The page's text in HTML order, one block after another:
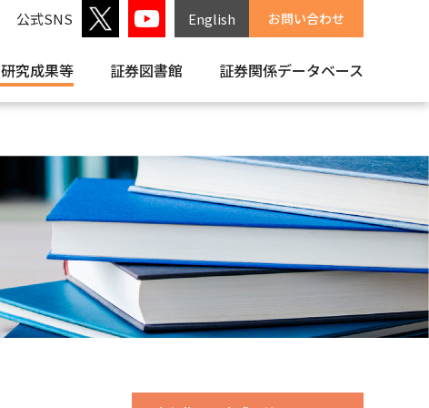
公式SNS English お問い合わせ
研究成果等 証券図書館 証券関係データベース